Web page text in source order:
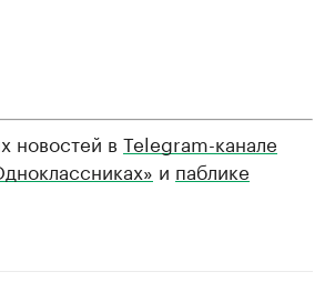
новостей в Telegram-канале
и паблике